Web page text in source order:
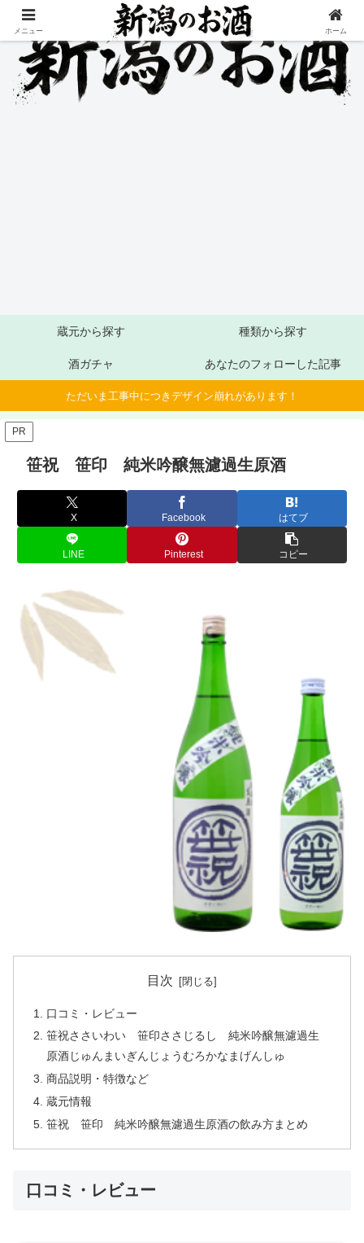
蔵元から探す 種類から探す
酒ガチャ あなたのフォローした記事
ただいま工事中につきデザイン崩れがあります！
PR
笹祝 笹印 純米吟醸無濾過生原酒
X Facebook はてブ
LINE Pinterest コピー
目次
口コミ・レビュー
笹祝ささいわい 笹印ささじるし 純米吟醸無濾過生
原酒じゅんまいぎんじょうむろかなまげんしゅ
商品説明・特徴など
蔵元情報
笹祝 笹印 純米吟醸無濾過生原酒の飲み方まとめ
口コミ・レビュー
メニュー ホーム